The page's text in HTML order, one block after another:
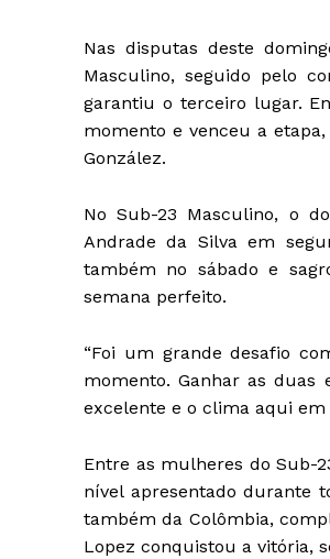
Nas disputas deste
Masculino, seguido pelo
garantiu o terceiro lugar.
momento e venceu a
González.
No Sub-23 Masculino, o
Andrade da Silva em
também no sábado e
semana perfeito.
“Foi um grande desafio
momento. Ganhar as
excelente e o clima aqui
Entre as mulheres do Sub-
nível apresentado durante
também da Colômbia,
Lopez conquistou a vitória,